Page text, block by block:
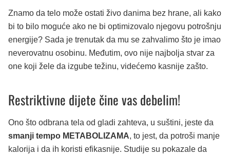
Znamo da telo može ostati živo danima bez hrane, ali kako
bi to bilo moguće ako ne bi optimizovalo njegovu potrošnju
energije? Sada je trenutak da mu se zahvalimo što je imao
neverovatnu osobinu. Međutim, ovo nije najbolja stvar za
one koji žele da izgube težinu, videćemo kasnije zašto.
Restriktivne dijete čine vas debelim!
Ono što odbrana tela od gladi zahteva, u suštini, jeste da
smanji tempo METABOLIZAMA, to jest, da potroši manje
kalorija i da ih koristi efikasnije. Studije su pokazale da